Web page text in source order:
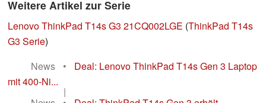
Weitere Artikel zur Serie
Lenovo ThinkPad T14s G3 21CQ002LGE (ThinkPad T14s
G3 Serie)
News
•
Deal: Lenovo ThinkPad T14s Gen 3 Laptop
mit 400-Ni...
|